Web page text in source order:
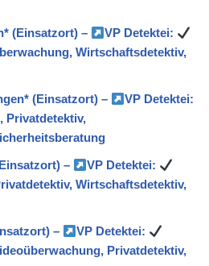
(Einsatzort) –
VP Detektei:
Wirtschaftsdetektiv,
(Einsatzort) –
VP Detektei:
Privatdetektiv,
–
VP Detektei:
Wirtschaftsdetektiv,
–
VP Detektei:
Privatdetektiv,